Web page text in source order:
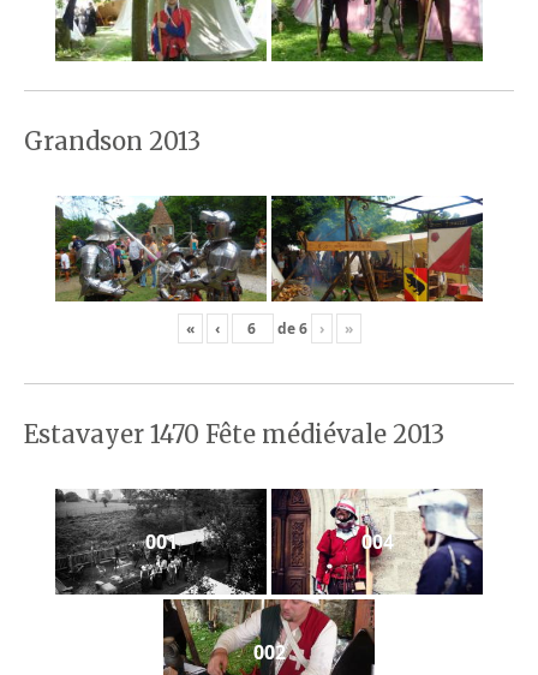
Grandson 2013
« ‹ de6 › »
Estavayer 1470 Fête médiévale 2013
001 004
002